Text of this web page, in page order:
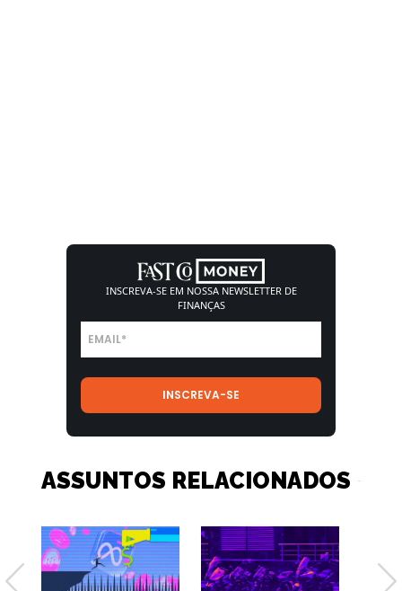
INSCREVA-SE EM NOSSA NEWSLETTER DE
FINANÇAS
ASSUNTOS RELACIONADOS